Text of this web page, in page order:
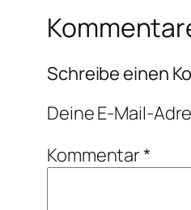
Schreibe einen
Deine E-Mail-
Kommentar*